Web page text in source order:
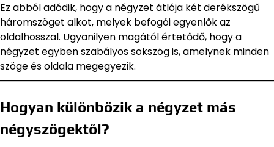
Ez abból adódik, hogy a négyzet átlója két derékszögű
háromszöget alkot, melyek befogói egyenlők az
oldalhosszal. Ugyanilyen magától értetődő, hogy a
négyzet egyben szabályos sokszög is, amelynek minden
szöge és oldala megegyezik.
Hogyan különbözik a négyzet más
négyszögektől?